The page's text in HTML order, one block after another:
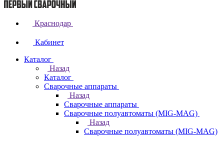
Краснодар
Кабинет
Каталог
Назад
Каталог
Сварочные аппараты
Назад
Сварочные аппараты
Сварочные полуавтоматы (MIG-MAG)
Назад
Сварочные полуавтоматы (MIG-MAG)